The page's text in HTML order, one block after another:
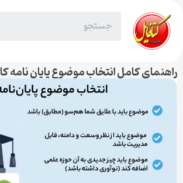
راهنمای کامل انتخاب موضوع پایان نامه